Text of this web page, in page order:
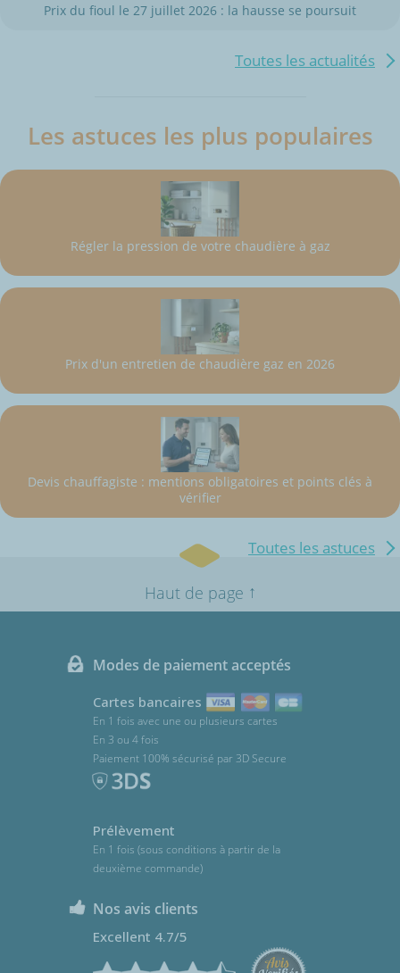
Prix du fioul le 27 juillet 2026 : la hausse se poursuit
Toutes les actualités
Les astuces les plus populaires
Régler la pression de votre chaudière à gaz
Prix d'un entretien de chaudière gaz en 2026
Devis chauffagiste : mentions obligatoires et points clés à
vérifier
Toutes les astuces
Haut de page ↑
Modes de paiement acceptés
Cartes bancaires
En 1 fois avec une ou plusieurs cartes
En 3 ou 4 fois
Paiement 100% sécurisé par 3D Secure
Prélèvement
En 1 fois (sous conditions à partir de la
deuxième commande)
Nos avis clients
Excellent 4.7/5